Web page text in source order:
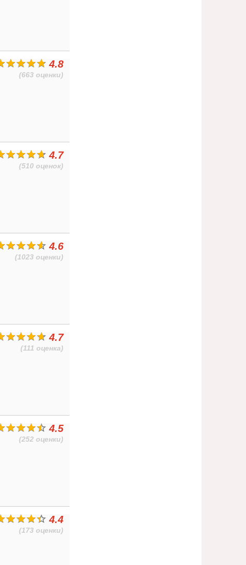
4.8
(663 оценки)
4.7
(510 оценок)
4.6
(1023 оценки)
4.7
(111 оценка)
4.5
(252 оценки)
4.4
(173 оценки)